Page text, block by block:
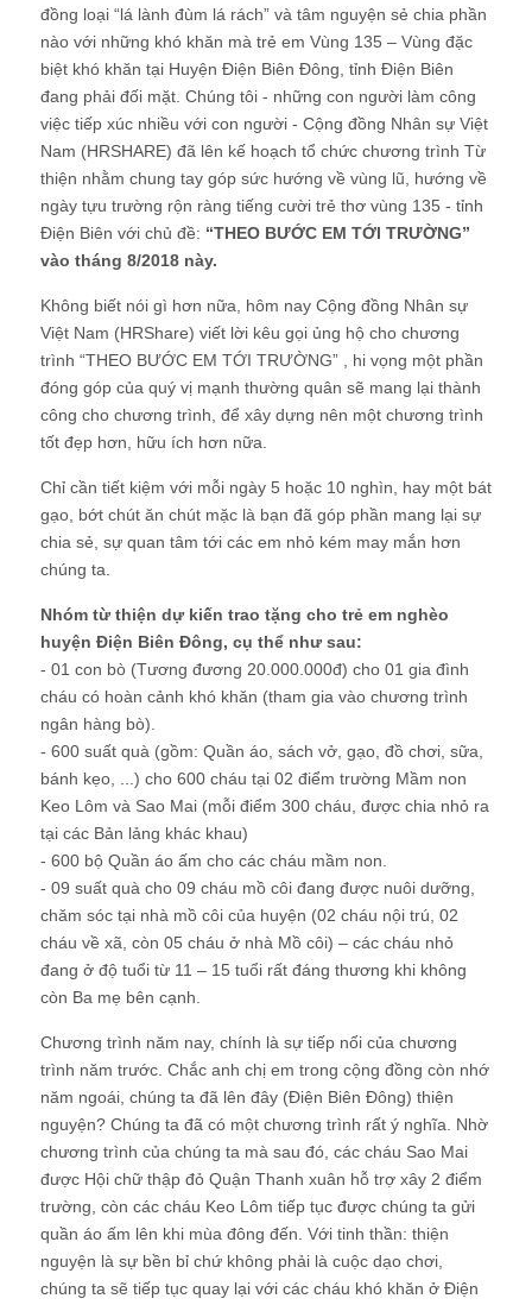
đồng loại “lá lành đùm lá rách” và tâm nguyện sẻ chia phần
nào với những khó khăn mà trẻ em Vùng 135 – Vùng đặc
biệt khó khăn tại Huyện Điện Biên Đông, tỉnh Điện Biên
đang phải đối mặt. Chúng tôi - những con người làm công
việc tiếp xúc nhiều với con người - Cộng đồng Nhân sự Việt
Nam (HRSHARE) đã lên kế hoạch tổ chức chương trình Từ
thiện nhằm chung tay góp sức hướng về vùng lũ, hướng về
ngày tựu trường rộn ràng tiếng cười trẻ thơ vùng 135 - tỉnh
Điện Biên với chủ đề: “THEO BƯỚC EM TỚI TRƯỜNG”
vào tháng 8/2018 này.
Không biết nói gì hơn nữa, hôm nay Cộng đồng Nhân sự
Việt Nam (HRShare) viết lời kêu gọi ủng hộ cho chương
trình “THEO BƯỚC EM TỚI TRƯỜNG” , hi vọng một phần
đóng góp của quý vị mạnh thường quân sẽ mang lại thành
công cho chương trình, để xây dựng nên một chương trình
tốt đẹp hơn, hữu ích hơn nữa.
Chỉ cần tiết kiệm với mỗi ngày 5 hoặc 10 nghìn, hay một bát
gạo, bớt chút ăn chút mặc là bạn đã góp phần mang lại sự
chia sẻ, sự quan tâm tới các em nhỏ kém may mắn hơn
chúng ta.
Nhóm từ thiện dự kiến trao tặng cho trẻ em nghèo
huyện Điện Biên Đông, cụ thể như sau:
- 01 con bò (Tương đương 20.000.000đ) cho 01 gia đình
cháu có hoàn cảnh khó khăn (tham gia vào chương trình
ngân hàng bò).
- 600 suất quà (gồm: Quần áo, sách vở, gạo, đồ chơi, sữa,
bánh kẹo, ...) cho 600 cháu tại 02 điểm trường Mầm non
Keo Lôm và Sao Mai (mỗi điểm 300 cháu, được chia nhỏ ra
tại các Bản lảng khác khau)
- 600 bộ Quần áo ấm cho các cháu mầm non.
- 09 suất quà cho 09 cháu mồ côi đang được nuôi dưỡng,
chăm sóc tại nhà mồ côi của huyện (02 cháu nội trú, 02
cháu về xã, còn 05 cháu ở nhà Mồ côi) – các cháu nhỏ
đang ở độ tuổi từ 11 – 15 tuổi rất đáng thương khi không
còn Ba mẹ bên cạnh.
Chương trình năm nay, chính là sự tiếp nối của chương
trình năm trước. Chắc anh chị em trong cộng đồng còn nhớ
năm ngoái, chúng ta đã lên đây (Điện Biên Đông) thiện
nguyện? Chúng ta đã có một chương trình rất ý nghĩa. Nhờ
chương trình của chúng ta mà sau đó, các cháu Sao Mai
được Hội chữ thập đỏ Quận Thanh xuân hỗ trợ xây 2 điểm
trường, còn các cháu Keo Lôm tiếp tục được chúng ta gửi
quần áo ấm lên khi mùa đông đến. Với tinh thần: thiện
nguyện là sự bền bỉ chứ không phải là cuộc dạo chơi,
chúng ta sẽ tiếp tục quay lại với các cháu khó khăn ở Điện